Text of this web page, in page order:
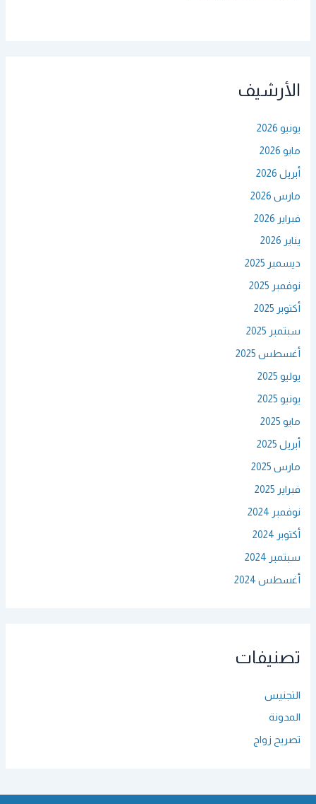
الأرشيف
يونيو 2026
مايو 2026
أبريل 2026
مارس 2026
فبراير 2026
يناير 2026
ديسمبر 2025
نوفمبر 2025
أكتوبر 2025
سبتمبر 2025
أغسطس 2025
يوليو 2025
يونيو 2025
مايو 2025
أبريل 2025
مارس 2025
فبراير 2025
نوفمبر 2024
أكتوبر 2024
سبتمبر 2024
أغسطس 2024
تصنيفات
التجنيس
المدونة
تصريح زواج